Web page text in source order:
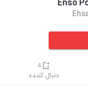
4
دنبال کننده